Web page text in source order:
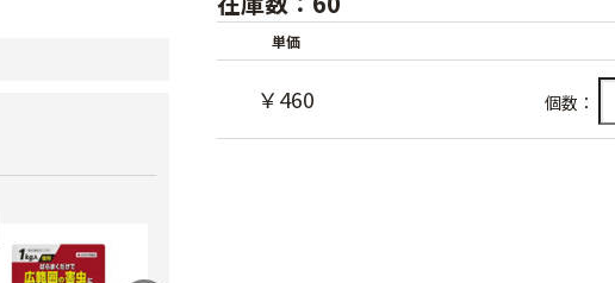
単価
￥460 個数：